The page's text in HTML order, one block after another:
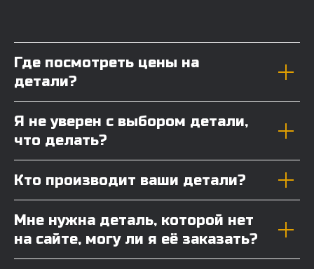
Где посмотреть цены на
детали?
Я не уверен с выбором детали,
что делать?
Кто производит ваши детали?
Мне нужна деталь, которой нет
на сайте, могу ли я её заказать?